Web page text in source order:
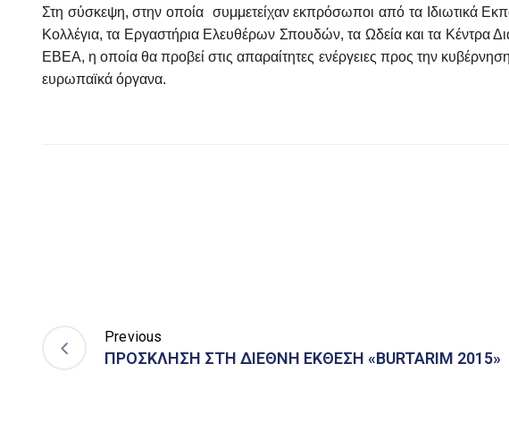
Στη σύσκεψη, στην οποία συμμετείχαν εκπρόσωποι από τα Ιδιωτικά
Κολλέγια, τα Εργαστήρια Ελευθέρων Σπουδών, τα Ωδεία και τα Κέντρα
ΕΒΕΑ, η οποία θα προβεί στις απαραίτητες ενέργειες προς την
ευρωπαϊκά όργανα.
Previous
ΠΡΟΣΚΛΗΣΗ ΣΤΗ ΔΙΕΘΝΗ ΕΚΘΕΣΗ «BURTARIM 2015»